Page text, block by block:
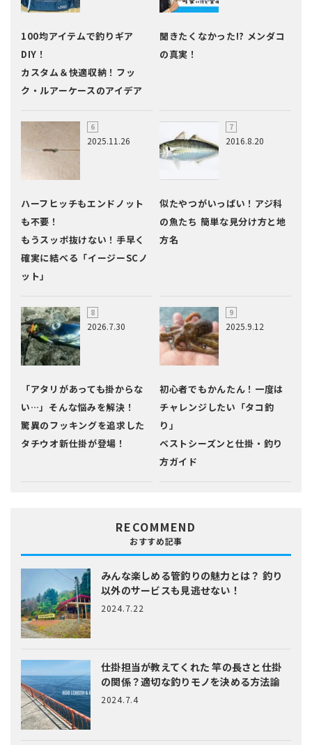
100均アイテムで釣りギア
DIY！
カスタム＆快適収納！フッ
ク・ルアーケースのアイデア
聞きたくなかった!? メンダコ
の真実！
2025.11.26
ハーフヒッチもエンドノット
も不要！
もうスッポ抜けない！手早く
確実に結べる「イージーSCノ
ット」
2016.8.20
似たやつがいっぱい！アジ科
の魚たち 簡単な見分け方と地
方名
2026.7.30
「アタリがあっても掛からな
い…」そんな悩みを解決！
驚異のフッキングを追求した
タチウオ新仕掛が登場！
2025.9.12
初心者でもかんたん！一度は
チャレンジしたい「タコ釣
り」
ベストシーズンと仕掛・釣り
方ガイド
RECOMMEND
おすすめ記事
みんな楽しめる管釣りの魅力とは？ 釣り
以外のサービスも見逃せない！
2024.7.22
仕掛担当が教えてくれた竿の長さと仕掛
の関係？適切な釣りモノを決める方法論
2024.7.4